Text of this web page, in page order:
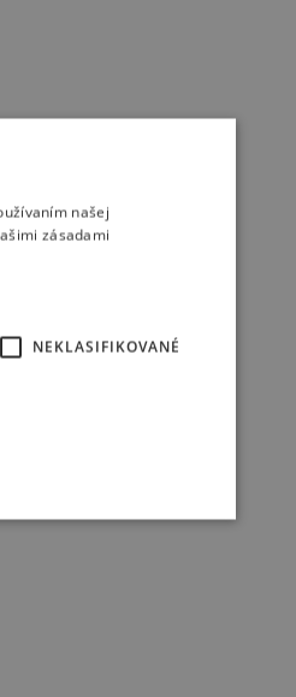
našej
zásadami
NEKLASIFIKOVANÉ